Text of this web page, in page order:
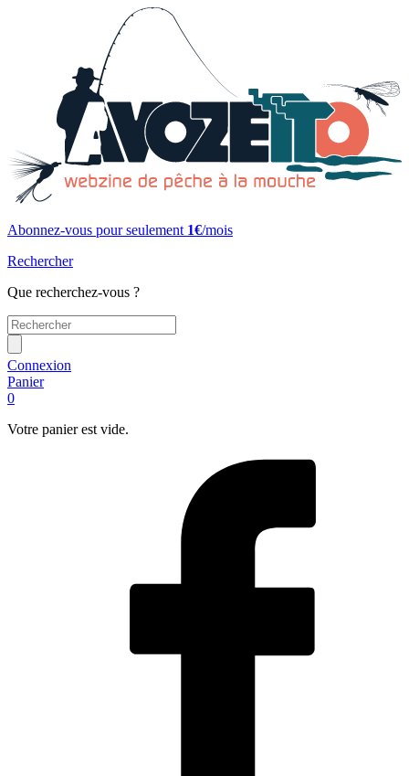
Abonnez-vous pour seulement 1€/mois
Rechercher
Que recherchez-vous ?
Connexion
Panier
0
Votre panier est vide.